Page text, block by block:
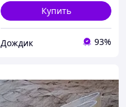
Купить
Дождик 93%